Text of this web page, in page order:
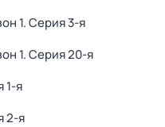
1. Серия 3-я
1. Серия 20-я
1-я
2-я